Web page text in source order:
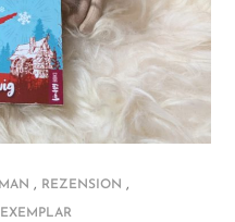
, REZENSION ,